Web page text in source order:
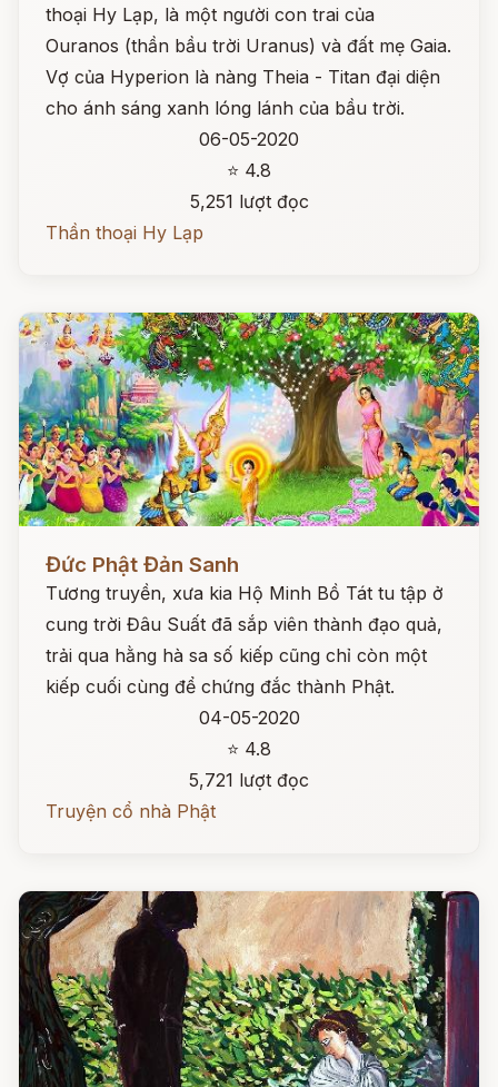
thoại Hy Lạp, là một người con trai của
Ouranos (thần bầu trời Uranus) và đất mẹ Gaia.
Vợ của Hyperion là nàng Theia - Titan đại diện
cho ánh sáng xanh lóng lánh của bầu trời.
06-05-2020
⭐ 4.8
5,251 lượt đọc
Thần thoại Hy Lạp
Đức Phật Đản Sanh
Tương truyền, xưa kia Hộ Minh Bồ Tát tu tập ở
cung trời Đâu Suất đã sắp viên thành đạo quả,
trải qua hằng hà sa số kiếp cũng chỉ còn một
kiếp cuối cùng để chứng đắc thành Phật.
04-05-2020
⭐ 4.8
5,721 lượt đọc
Truyện cổ nhà Phật